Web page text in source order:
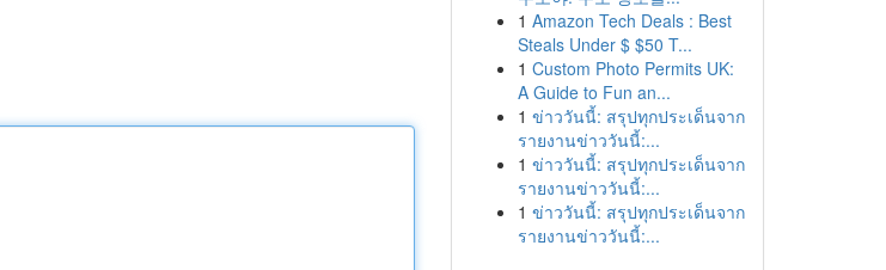
1 Amazon Tech Deals : Best
Steals Under $ $50 T...
1 Custom Photo Permits UK:
A Guide to Fun an...
1 ข่าววันนี้: สรุปทุกประเด็นจาก
รายงานข่าววันนี้:...
1 ข่าววันนี้: สรุปทุกประเด็นจาก
รายงานข่าววันนี้:...
1 ข่าววันนี้: สรุปทุกประเด็นจาก
รายงานข่าววันนี้:...